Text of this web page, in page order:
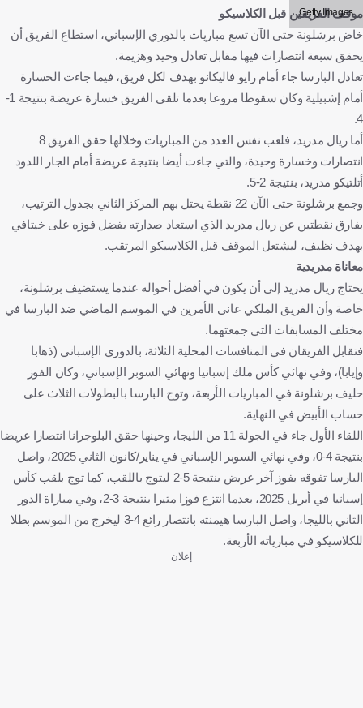
Getty Images
موقف الفريقين قبل الكلاسيكو
خاض برشلونة حتى الآن تسع مباريات بالدوري الإسباني، استطاع الفريق أن
يحقق سبعة انتصارات فيها مقابل تعادل وحيد وهزيمة.
تعادل البارسا جاء أمام رايو فاليكانو بهدف لكل فريق، فيما جاءت الخسارة
أمام إشبيلية وكان سقوطا مروعا بعدما تلقى الفريق خسارة عريضة بنتيجة 1-
4.
أما ريال مدريد، فلعب نفس العدد من المباريات وخلالها حقق الفريق 8
انتصارات وخسارة وحيدة، والتي جاءت أيضا بنتيجة عريضة أمام الجار اللدود
أتلتيكو مدريد، بنتيجة 2-5.
وجمع برشلونة حتى الآن 22 نقطة يحتل بهم المركز الثاني بجدول الترتيب،
بفارق نقطتين عن ريال مدريد الذي استعاد صدارته بفضل فوزه على خيتافي
بهدف نظيف، ليشتعل الموقف قبل الكلاسيكو المرتقب.
معاناة مدريدية
يحتاج ريال مدريد إلى أن يكون في أفضل أحواله عندما يستضيف برشلونة،
خاصة وأن الفريق الملكي عانى الأمرين في الموسم الماضي ضد البارسا في
مختلف المسابقات التي جمعتهما.
فتقابل الفريقان في المنافسات المحلية الثلاثة، بالدوري الإسباني (ذهابا
وإيابا)، وفي نهائي كأس ملك إسبانيا ونهائي السوبر الإسباني، وكان الفوز
حليف برشلونة في المباريات الأربعة، وتوج البارسا بالبطولات الثلاث على
حساب الأبيض في النهاية.
اللقاء الأول جاء في الجولة 11 من الليجا، وحينها حقق البلوجرانا انتصارا عريضا
بنتيجة 4-0، وفي نهائي السوبر الإسباني في يناير/كانون الثاني 2025، واصل
البارسا تفوقه بفوز آخر عريض بنتيجة 5-2 ليتوج باللقب، كما توج بلقب كأس
إسبانيا في أبريل 2025، بعدما انتزع فوزا مثيرا بنتيجة 3-2، وفي مباراة الدور
الثاني بالليجا، واصل البارسا هيمنته بانتصار رائع 4-3 ليخرج من الموسم بطلا
للكلاسيكو في مبارياته الأربعة.
إعلان